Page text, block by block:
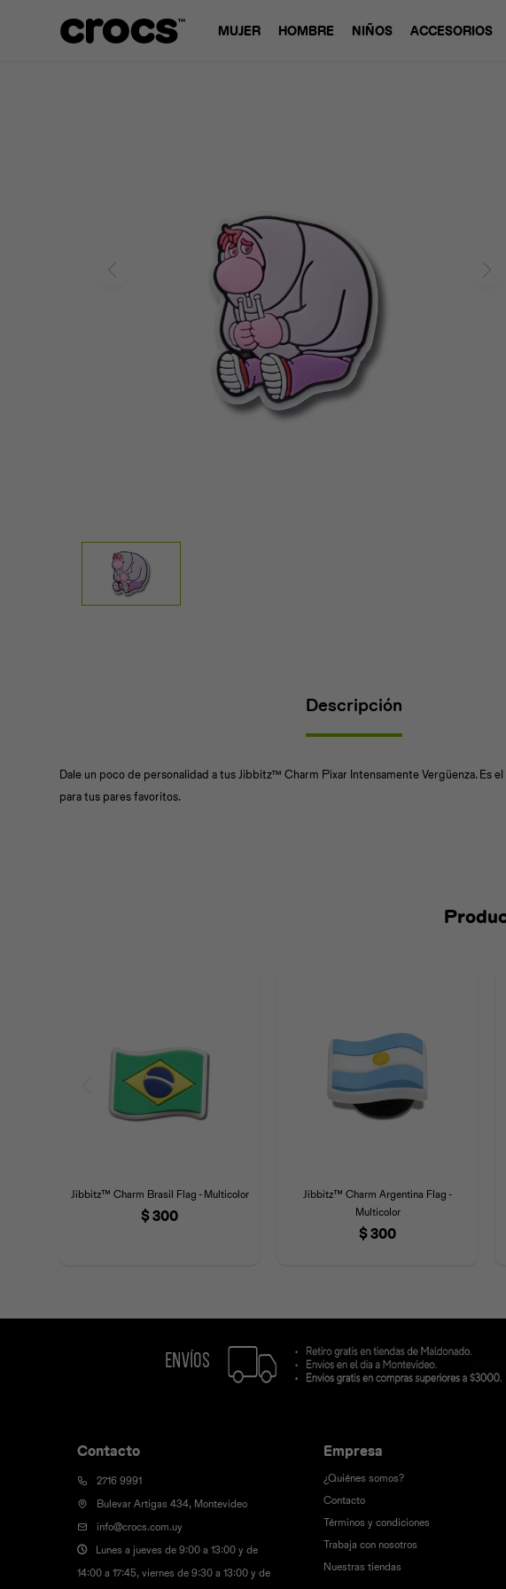
MUJER HOMBRE NIÑOS ACCESORIOS
Descripción
Dale un poco de personalidad a tus Jibbitz™ Charm Pixar Intensamente Vergüenza. Es
para tus pares favoritos.
Jibbitz™ Charm Brasil Flag - Multicolor
$300
Jibbitz™ Charm Argentina Flag -
Multicolor
$300
Contacto
2716 9991
Bulevar Artigas 434, Montevideo
info@crocs.com.uy
Lunes a jueves de 9:00 a 13:00 y de
14:00 a 17:45, viernes de 9:30 a 13:00 y de
Empresa
¿Quiénes somos?
Contacto
Términos y condiciones
Trabaja con nosotros
Nuestras tiendas